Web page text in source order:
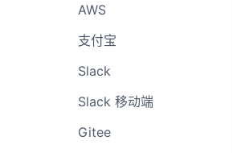
AWS
支付宝
Slack
Slack 移动端
Gitee